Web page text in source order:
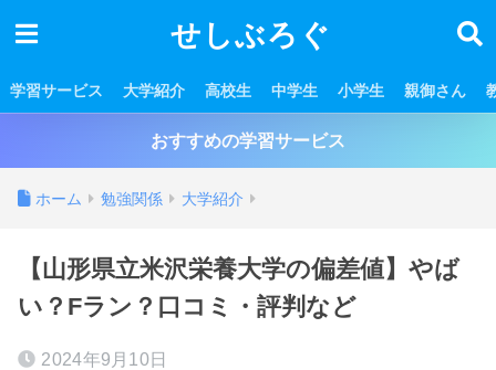
せしぶろぐ
学習サービス 大学紹介 高校生 中学生 小学生 親御さん
おすすめの学習サービス
ホーム 勉強関係 大学紹介
【山形県立米沢栄養大学の偏差値】やば
い？Fラン？口コミ・評判など
2024年9月10日